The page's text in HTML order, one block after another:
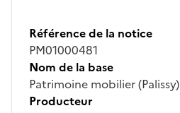
Référence de la notice
PM01000481
Nom de la base
Patrimoine mobilier (Palissy)
Producteur